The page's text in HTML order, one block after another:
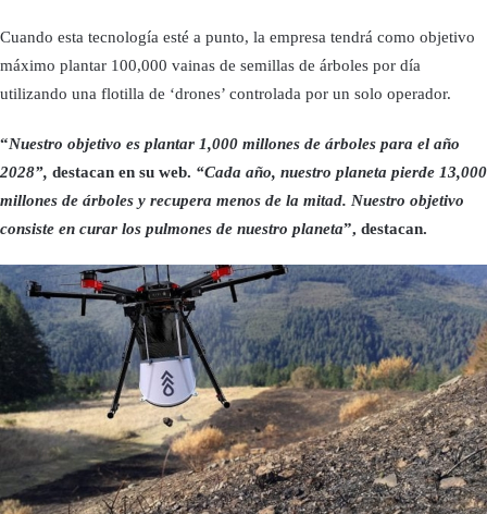
Cuando esta tecnología esté a punto, la empresa tendrá como objetivo
máximo plantar 100,000 vainas de semillas de árboles por día
utilizando una flotilla de ‘drones’ controlada por un solo operador.
“Nuestro objetivo es plantar 1,000 millones de árboles para el año
2028”, destacan en su web. “Cada año, nuestro planeta pierde 13,000
millones de árboles y recupera menos de la mitad. Nuestro objetivo
consiste en curar los pulmones de nuestro planeta”, destacan.